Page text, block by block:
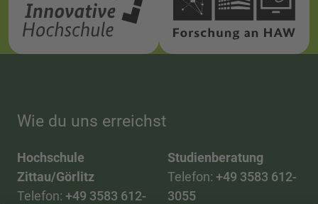
Wie du uns erreichst
Hochschule
Zittau/Görlitz
Telefon: +49 3583 612-
Studienberatung
Telefon: +49 3583 612-
3055